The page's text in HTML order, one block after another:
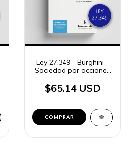
Ley 27.349 - Burghini -
Sociedad por acciones
$65.14 USD
COMPRAR